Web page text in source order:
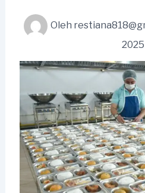
Oleh
2025